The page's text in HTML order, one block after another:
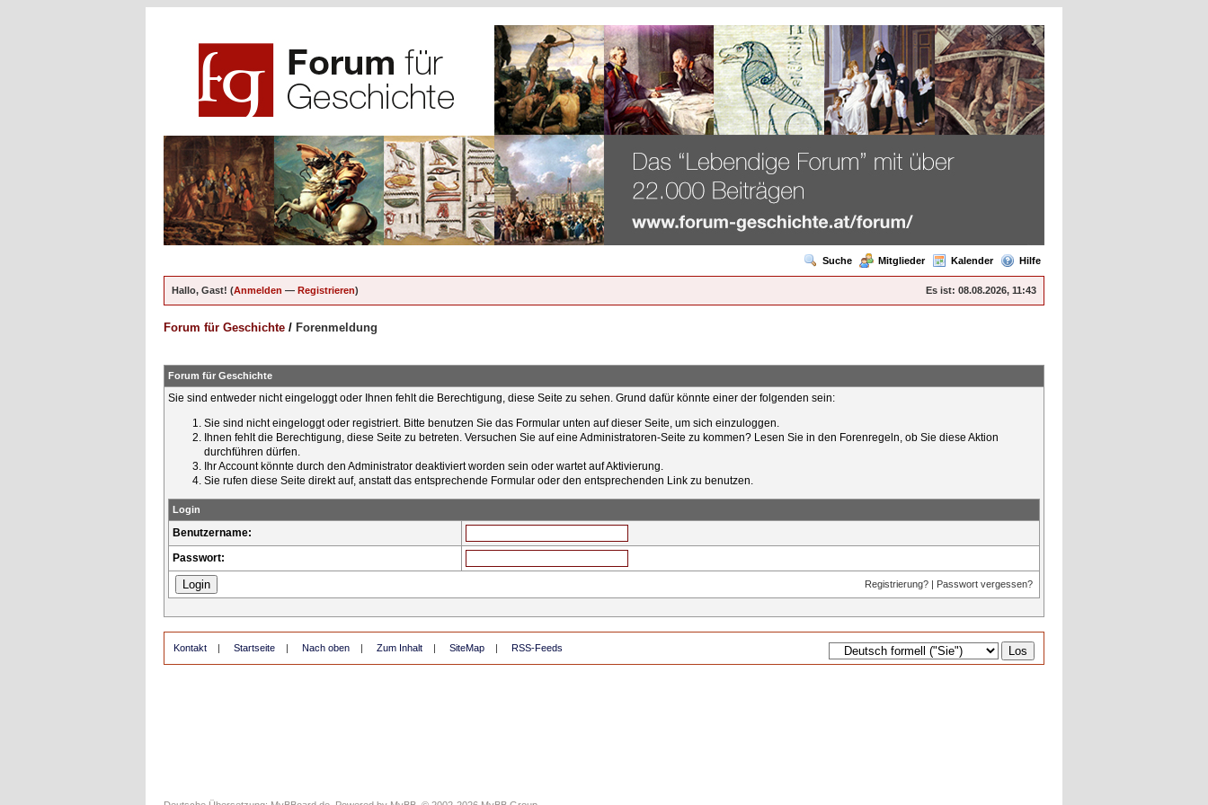
Suche Mitglieder Kalender Hilfe
Es ist: 08.08.2026, 11:43
Hallo, Gast! (Anmelden — Registrieren)
Forum für Geschichte / Forenmeldung
Forum für Geschichte
Sie sind entweder nicht eingeloggt oder Ihnen fehlt die Berechtigung, diese Seite zu sehen. Grund dafür könnte einer der folgenden sein:
Sie sind nicht eingeloggt oder registriert. Bitte benutzen Sie das Formular unten auf dieser Seite, um sich einzuloggen.
Ihnen fehlt die Berechtigung, diese Seite zu betreten. Versuchen Sie auf eine Administratoren-Seite zu kommen? Lesen Sie in den Forenregeln, ob Sie diese Aktion
durchführen dürfen.
Ihr Account könnte durch den Administrator deaktiviert worden sein oder wartet auf Aktivierung.
Sie rufen diese Seite direkt auf, anstatt das entsprechende Formular oder den entsprechenden Link zu benutzen.
Login
Benutzername:
Passwort:
Registrierung? | Passwort vergessen?
Kontakt | Startseite | Nach oben | Zum Inhalt | SiteMap | RSS-Feeds